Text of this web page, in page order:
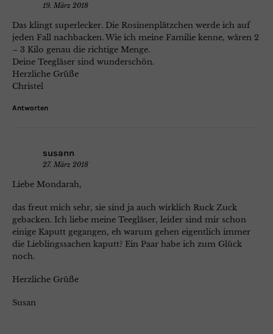
19. März 2018
Das klingt superlecker. Die Rosinenplätzchen werde ich auf
jeden Fall nachbacken. Wie ich meine Familie kenne, wären 2
– 3 Kilo genau die richtige Menge.
Deine Teegläser sind wunderschön.
Herzliche Grüße
Christel
Antworten
susann
27. März 2018
Liebe Mondarah,
das freut mich sehr, sie sind ja auch wirklich Ruck Zuck
gebacken. Ich liebe meine Teegläser, leider sind mir schon
einige Kaputt gegangen, eh warum gehen eigentlich immer
die Lieblingssachen kaputt? Ein Paar habe ich zum Glück
noch.
Herzliche Grüße
Susan